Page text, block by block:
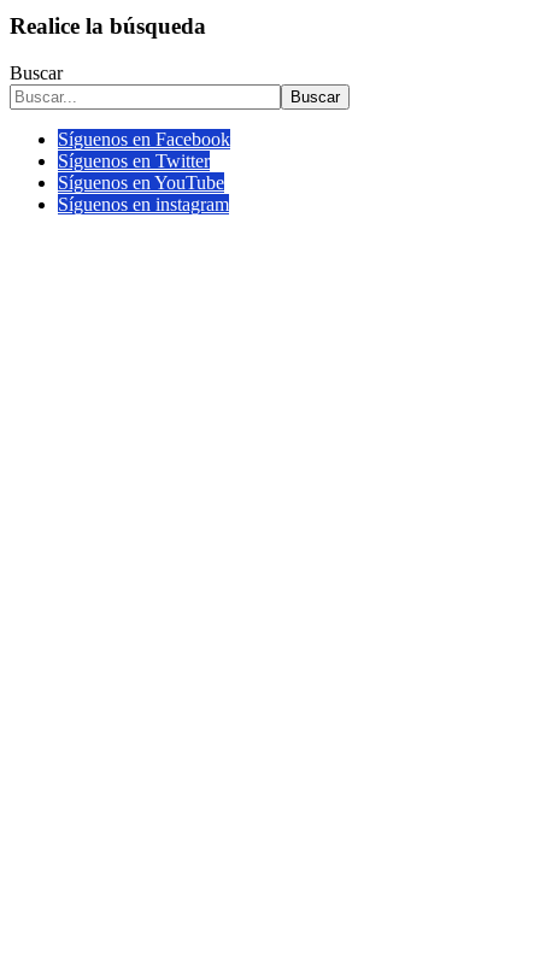
Realice la búsqueda
Buscar
Buscar
Síguenos en Facebook
Síguenos en Twitter
Síguenos en YouTube
Síguenos en instagram